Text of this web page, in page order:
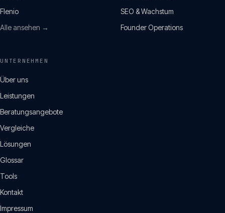
Flenio
Alle ansehen →
SEO & Wachstum
Founder Operations
UNTERNEHMEN
Über uns
Leistungen
Beratungsangebote
Vergleiche
Lösungen
Glossar
Tools
Kontakt
Impressum